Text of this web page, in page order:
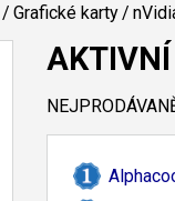
/ Grafické karty/